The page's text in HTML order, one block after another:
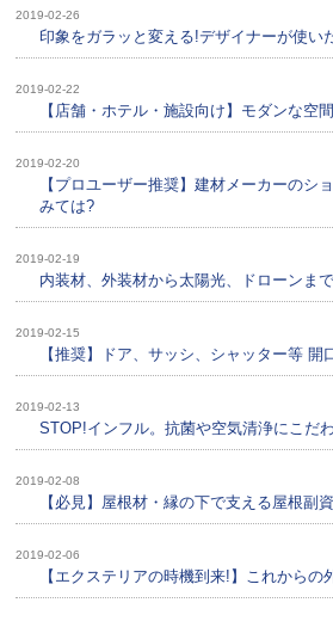
2019-02-26
印象をガラッと変える!デザイナーが使い
2019-02-22
【店舗・ホテル・施設向け】モダンな空
2019-02-20
【プロユーザー推奨】建材メーカーのシ
みては?
2019-02-19
内装材、外装材から太陽光、ドローンま
2019-02-15
【推奨】ドア、サッシ、シャッター等 開
2019-02-13
STOP!インフル。抗菌や空気清浄にこだ
2019-02-08
【必見】屋根材・縁の下で支える屋根副
2019-02-06
【エクステリアの時機到来!】これからの